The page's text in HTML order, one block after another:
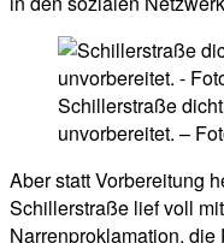
Schillerstraße
unvorbereitet. –
Aber statt Vorbereitung
Schillerstraße lief voll
Narrenproklamation,